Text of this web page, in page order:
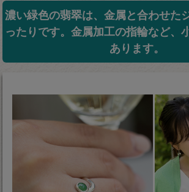
濃い緑色の翡翠は、金属と合わせた
ったりです。金属加工の指輪など、
あります。